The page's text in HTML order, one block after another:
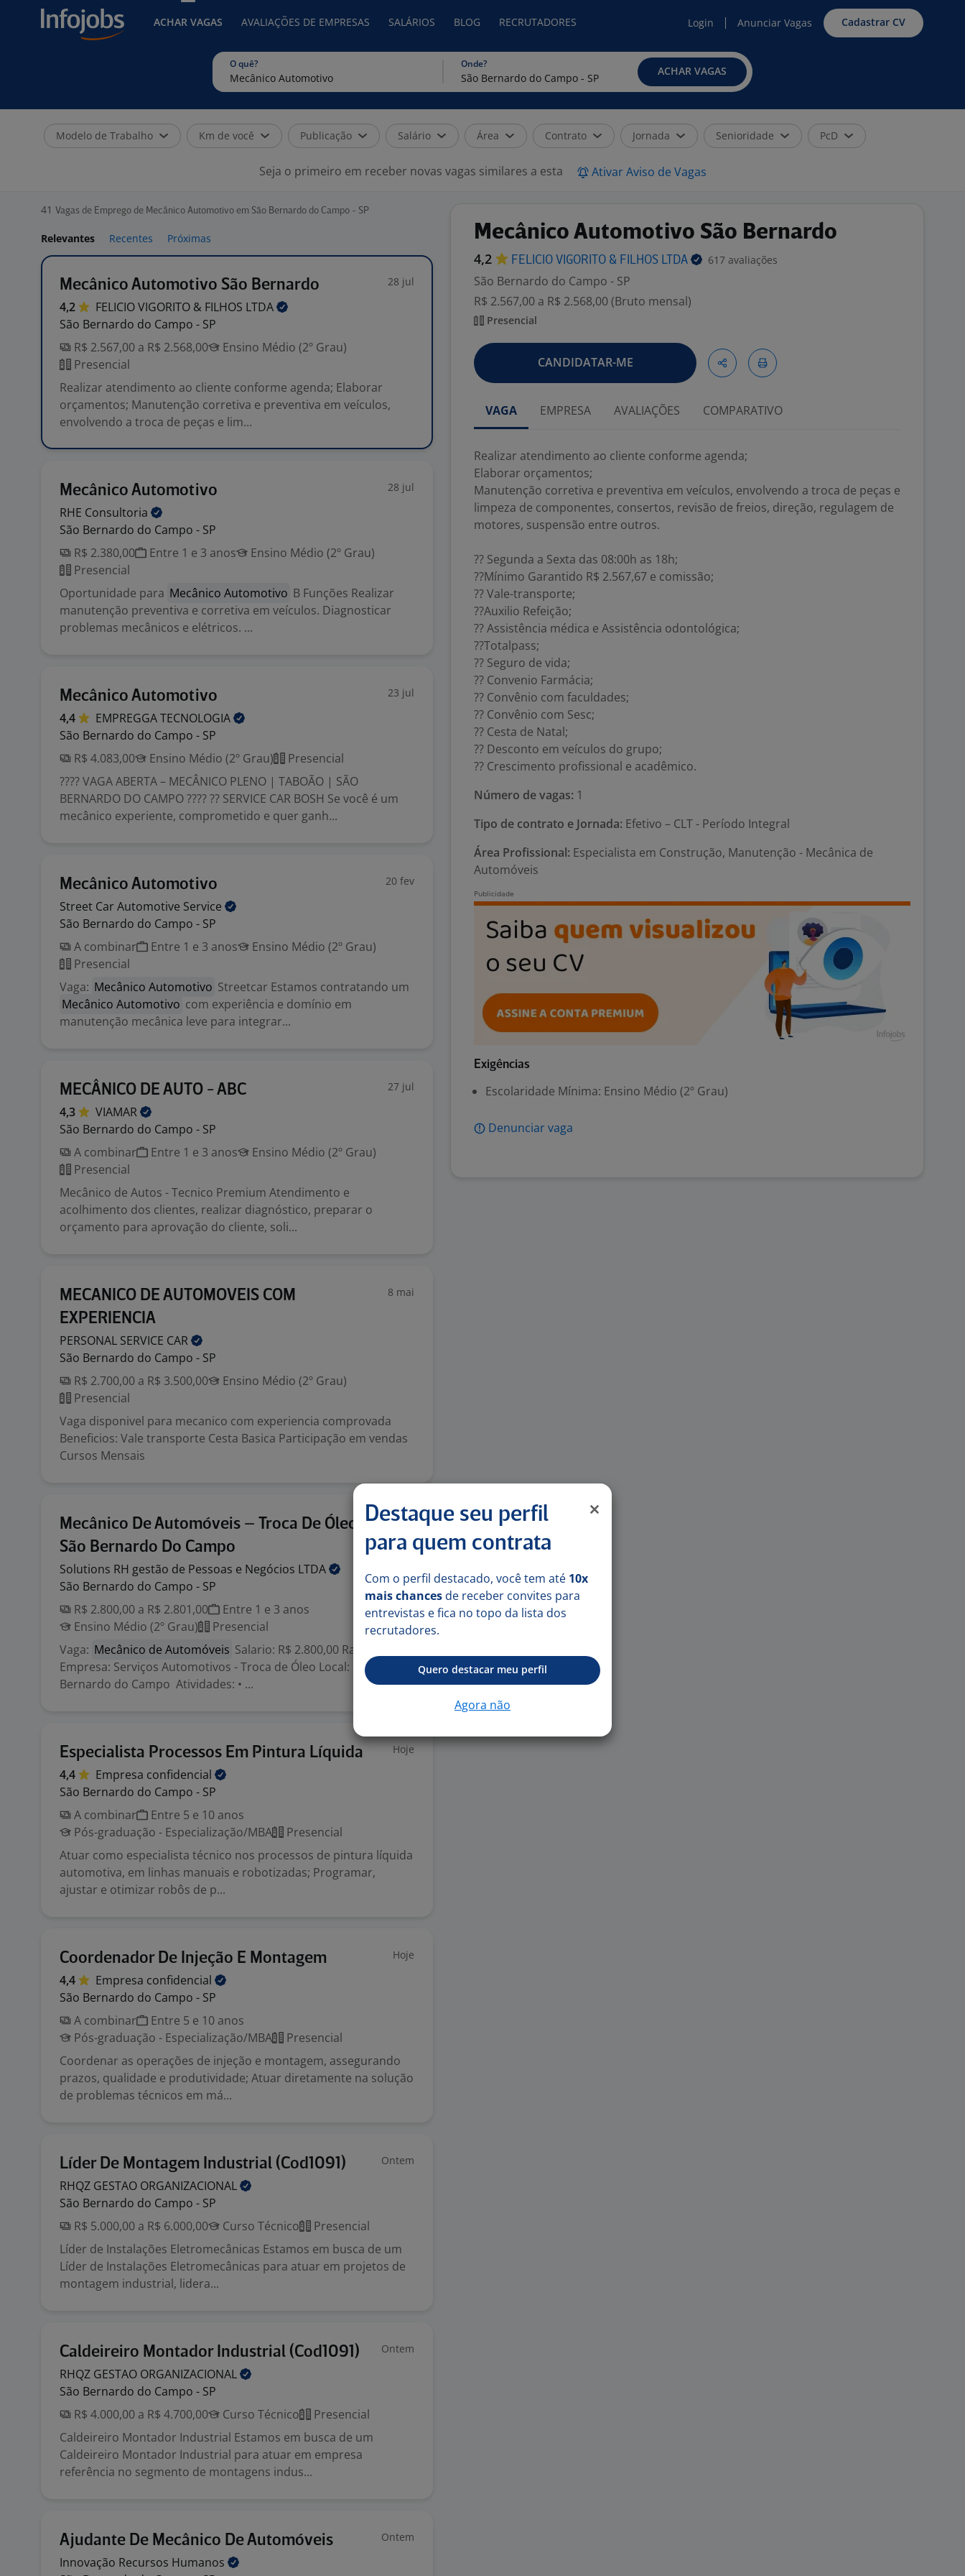
ACHAR VAGAS AVALIAÇÕES DE EMPRESAS SALÁRIOS BLOG RECRUTADORES Login Anunciar Vagas Cadastrar CV
O quê? Onde?
ACHAR VAGAS
Modelo de Trabalho Km de você Publicação Salário Área Contrato Jornada Senioridade PcD
Seja o primeiro em receber novas vagas similares a esta Ativar Aviso de Vagas
41 Vagas de Emprego de Mecânico Automotivo em São Bernardo do Campo - SP
Relevantes Recentes Próximas
Mecânico Automotivo São Bernardo 28 jul
4,2 FELICIO VIGORITO & FILHOS LTDA
São Bernardo do Campo - SP
R$ 2.567,00 a R$ 2.568,00
Ensino Médio (2º Grau)
Presencial
Realizar atendimento ao cliente conforme agenda; Elaborar
orçamentos; Manutenção corretiva e preventiva em veículos,
envolvendo a troca de peças e lim...
Mecânico Automotivo 28 jul
RHE Consultoria
São Bernardo do Campo - SP
R$ 2.380,00
Entre 1 e 3 anos
Ensino Médio (2º Grau)
Presencial
Oportunidade para Mecânico Automotivo B Funções Realizar
manutenção preventiva e corretiva em veículos. Diagnosticar
problemas mecânicos e elétricos. ...
Mecânico Automotivo 23 jul
4,4 EMPREGGATECNOLOGIA
São Bernardo do Campo - SP
R$ 4.083,00
Ensino Médio (2º Grau)
Presencial
???? VAGA ABERTA – MECÂNICO PLENO | TABOÃO | SÃO
BERNARDO DO CAMPO ???? ?? SERVICE CAR BOSH Se você é um
mecânico experiente, comprometido e quer ganh...
Mecânico Automotivo 20 fev
Street Car Automotive Service
São Bernardo do Campo - SP
A combinar
Entre 1 e 3 anos
Ensino Médio (2º Grau)
Presencial
Vaga: Mecânico Automotivo Streetcar Estamos contratando um
Mecânico Automotivo com experiência e domínio em
manutenção mecânica leve para integrar...
MECÂNICO DE AUTO - ABC 27 jul
4,3
VIAMAR
São Bernardo do Campo - SP
A combinar
Entre 1 e 3 anos
Ensino Médio (2º Grau)
Presencial
Mecânico de Autos - Tecnico Premium Atendimento e
acolhimento dos clientes, realizar diagnóstico, preparar o
orçamento para aprovação do cliente, soli...
MECANICO DE AUTOMOVEIS COM
EXPERIENCIA
8 mai
PERSONAL SERVICE CAR
São Bernardo do Campo - SP
R$ 2.700,00 a R$ 3.500,00
Ensino Médio (2º Grau)
Presencial
Vaga disponivel para mecanico com experiencia comprovada
Beneficios: Vale transporte Cesta Basica Participação em vendas
Cursos Mensais
Mecânico De Automóveis – Troca De Óleo -
São Bernardo Do Campo
7 mai
Solutions RH gestão de Pessoas e Negócios LTDA
São Bernardo do Campo - SP
R$ 2.800,00 a R$ 2.801,00
Entre 1 e 3 anos
Ensino Médio (2º Grau)
Presencial
Vaga: Mecânico de Automóveis Salario: R$ 2.800,00 Ramo da
Empresa: Serviços Automotivos - Troca de Óleo Local: São
Bernardo do Campo Atividades: • ...
Especialista Processos Em Pintura Líquida Hoje
4,4 Empresa confidencial
São Bernardo do Campo - SP
A combinar
Entre 5 e 10 anos
Pós-graduação - Especialização/MBA
Presencial
Atuar como especialista técnico nos processos de pintura líquida
automotiva, em linhas manuais e robotizadas; Programar,
ajustar e otimizar robôs de p...
Coordenador De Injeção E Montagem Hoje
4,4 Empresa confidencial
São Bernardo do Campo - SP
A combinar
Entre 5 e 10 anos
Pós-graduação - Especialização/MBA
Presencial
Coordenar as operações de injeção e montagem, assegurando
prazos, qualidade e produtividade; Atuar diretamente na solução
de problemas técnicos em má...
Líder De Montagem Industrial (Cod1091) Ontem
RHQZ GESTAO ORGANIZACIONAL
São Bernardo do Campo - SP
R$ 5.000,00 a R$ 6.000,00
Curso Técnico
Presencial
Líder de Instalações Eletromecânicas Estamos em busca de um
Líder de Instalações Eletromecânicas para atuar em projetos de
montagem industrial, lidera...
Caldeireiro Montador Industrial (Cod1091) Ontem
RHQZ GESTAO ORGANIZACIONAL
São Bernardo do Campo - SP
R$ 4.000,00 a R$ 4.700,00
Curso Técnico
Presencial
Caldeireiro Montador Industrial Estamos em busca de um
Caldeireiro Montador Industrial para atuar em empresa
referência no segmento de montagens indus...
Ajudante De Mecânico De Automóveis Ontem
Innovação Recursos Humanos
Mecânico Automotivo São Bernardo
4,2 FELICIO VIGORITO & FILHOS LTDA 617 avaliações
São Bernardo do Campo - SP
R$ 2.567,00 a R$ 2.568,00 (Bruto mensal)
Presencial
CANDIDATAR-ME
VAGA EMPRESA AVALIAÇÕES COMPARATIVO
Realizar atendimento ao cliente conforme agenda;
Elaborar orçamentos;
Manutenção corretiva e preventiva em veículos, envolvendo a troca de peças e
limpeza de componentes, consertos, revisão de freios, direção, regulagem de
motores, suspensão entre outros.
?? Segunda a Sexta das 08:00h as 18h;
??Mínimo Garantido R$ 2.567,67 e comissão;
?? Vale-transporte;
??Auxilio Refeição;
?? Assistência médica e Assistência odontológica;
??Totalpass;
?? Seguro de vida;
?? Convenio Farmácia;
?? Convênio com faculdades;
?? Convênio com Sesc;
?? Cesta de Natal;
?? Desconto em veículos do grupo;
?? Crescimento profissional e acadêmico.
Número de vagas: 1
Tipo de contrato e Jornada: Efetivo – CLT - Período Integral
Área Profissional: Especialista em Construção, Manutenção - Mecânica de
Automóveis
Exigências
Escolaridade Mínima: Ensino Médio (2º Grau)
Denunciar vaga
Destaque seu perfil
para quem contrata
Com o perfil destacado, você tem até 10x
mais chances de receber convites para
entrevistas e fica no topo da lista dos
recrutadores.
Quero destacar meu perfil
Agora não